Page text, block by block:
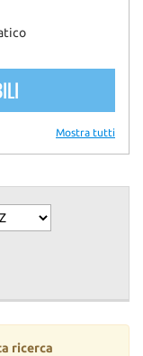
Mostra tutti
ricerca